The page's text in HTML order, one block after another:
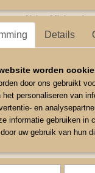
Nylon Mini
op twee plaatsen
Neusomterek
Kopstuk klein
Bakstuk 7cm
Keelriem 18cm.
Details
worden
door ons gebruikt
het personaliseren van
en
informatie gebruiken in
uw gebruik van hun